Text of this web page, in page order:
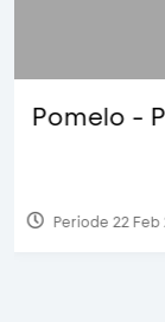
D’Cost
Periode 17